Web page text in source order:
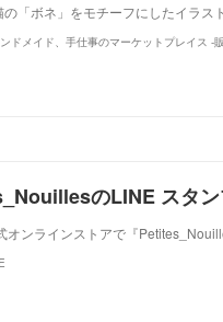
の「ボネ」をモチーフにしたイラス
ドメイド、手仕事のマーケットプレイス -
のLINE スタ
オンラインストアで『